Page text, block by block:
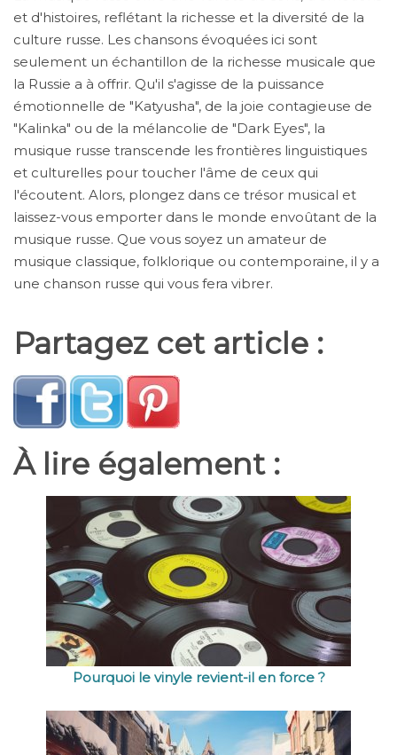
et d'histoires, reflétant la richesse et la diversité de la
culture russe. Les chansons évoquées ici sont
seulement un échantillon de la richesse musicale que
la Russie a à offrir. Qu'il s'agisse de la puissance
émotionnelle de "Katyusha", de la joie contagieuse de
"Kalinka" ou de la mélancolie de "Dark Eyes", la
musique russe transcende les frontières linguistiques
et culturelles pour toucher l'âme de ceux qui
l'écoutent. Alors, plongez dans ce trésor musical et
laissez-vous emporter dans le monde envoûtant de la
musique russe. Que vous soyez un amateur de
musique classique, folklorique ou contemporaine, il y a
une chanson russe qui vous fera vibrer.
Partagez cet article :
À lire également :
Pourquoi le vinyle revient-il en force ?